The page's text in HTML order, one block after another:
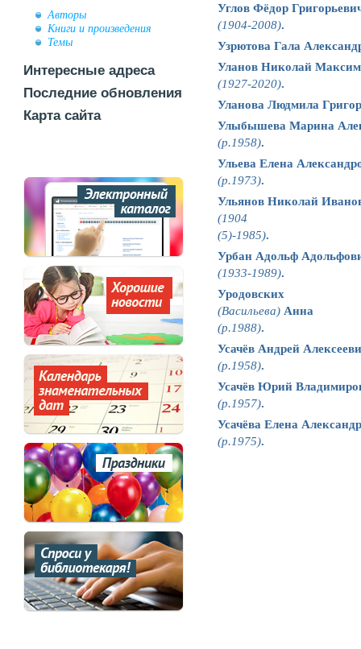
Авторы
Книги и произведения
Темы
Интересные адреса
Последние обновления
Карта сайта
Углов Фёдор
(1904-2008).
Узрютова Гала
Уланов Николай
(1927-2020).
Уланова Людмила
Улыбышева Марина
(р.1958).
Ульева Елена
(р.1973).
Ульянов Николай
(1904
(5)-1985).
Урбан Адольф
(1933-1989).
Уродовских
(Васильева) Анна
(р.1988).
Усачёв Андрей
(р.1958).
Усачёв Юрий
(р.1957).
Усачёва Елена
(р.1975).